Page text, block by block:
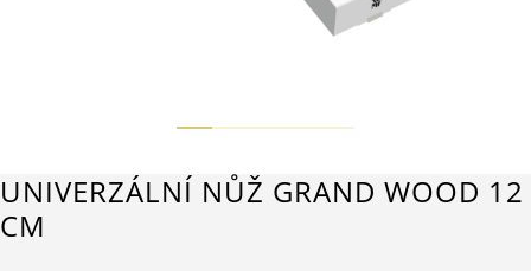
UNIVERZÁLNÍ NŮŽ GRAND WOOD 12
CM